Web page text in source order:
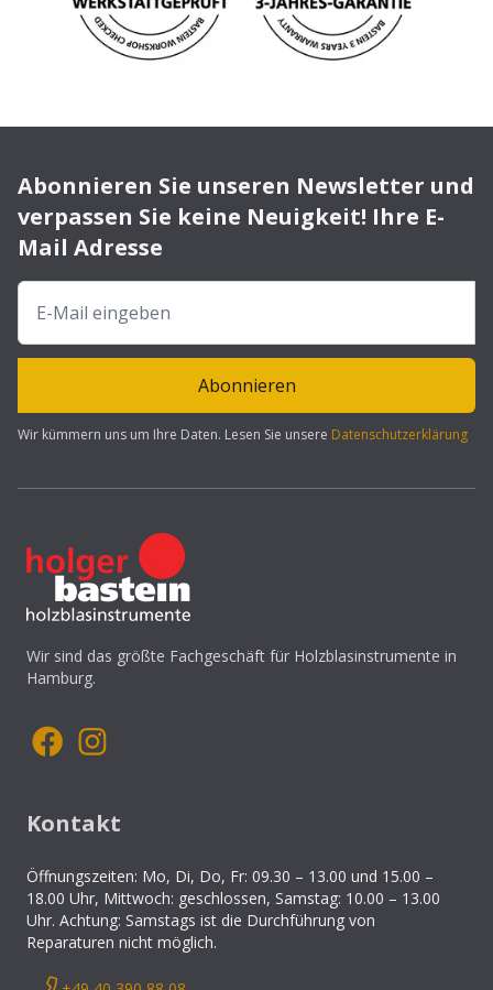
Abonnieren Sie unseren Newsletter und
verpassen Sie keine Neuigkeit! Ihre E-
Mail Adresse
Abonnieren
Wir kümmern uns um Ihre Daten. Lesen Sie unsere Datenschutzerklärung
Wir sind das größte Fachgeschäft für Holzblasinstrumente in
Hamburg.
Kontakt
Öffnungszeiten: Mo, Di, Do, Fr: 09.30 – 13.00 und 15.00 –
18.00 Uhr, Mittwoch: geschlossen, Samstag: 10.00 – 13.00
Uhr. Achtung: Samstags ist die Durchführung von
Reparaturen nicht möglich.